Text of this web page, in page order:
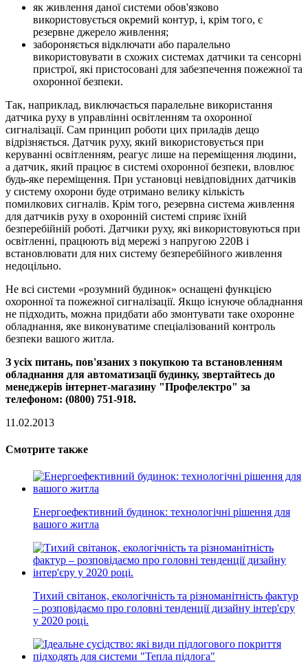
як живлення даної системи обов'язково
використовується окремий контур, і, крім того, є
резервне джерело живлення;
забороняється відключати або паралельно
використовувати в схожих системах датчики та сенсорні
пристрої, які пристосовані для забезпечення пожежної та
охоронної безпеки.
Так, наприклад, виключається паралельне використання
датчика руху в управлінні освітленням та охоронної
сигналізації. Сам принцип роботи цих приладів дещо
відрізняється. Датчик руху, який використовується при
керуванні освітленням, реагує лише на переміщення людини,
а датчик, який працює в системі охоронної безпеки, вловлює
будь-яке переміщення. При установці невідповідних датчиків
у систему охорони буде отримано велику кількість
помилкових сигналів. Крім того, резервна система живлення
для датчиків руху в охоронній системі сприяє їхній
безперебійній роботі. Датчики руху, які використовуються при
освітленні, працюють від мережі з напругою 220В і
встановлювати для них систему безперебійного живлення
недоцільно.
Не всі системи «розумний будинок» оснащені функцією
охоронної та пожежної сигналізації. Якщо існуюче обладнання
не підходить, можна придбати або змонтувати таке охоронне
обладнання, яке виконуватиме спеціалізований контроль
безпеки вашого житла.
З усіх питань, пов'язаних з покупкою та встановленням
обладнання для автоматизації будинку, звертайтесь до
менеджерів інтернет-магазину "Профелектро" за
телефоном: (0800) 751-918.
11.02.2013
Смотрите также
Енергоефективний будинок: технологічні рішення для
вашого житла
Тихий світанок, екологічність та різноманітність фактур
– розповідаємо про головні тенденції дизайну інтер'єру
у 2020 році.